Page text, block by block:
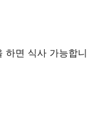
하면 식사 가능합니